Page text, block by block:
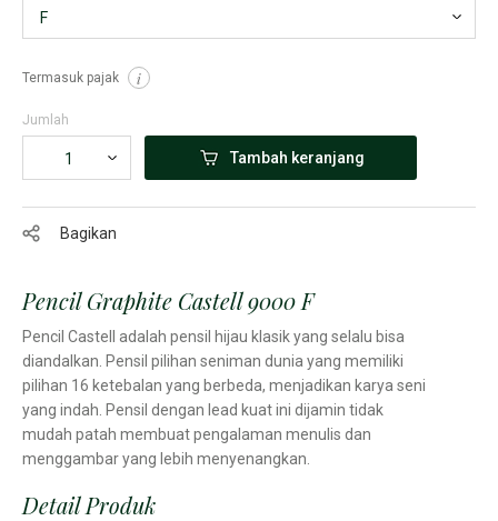
Termasuk pajak i
Jumlah
Tambah keranjang
Bagikan
Pencil Graphite Castell 9000 F
Pencil Castell adalah pensil hijau klasik yang selalu bisa
diandalkan. Pensil pilihan seniman dunia yang memiliki
pilihan 16 ketebalan yang berbeda, menjadikan karya seni
yang indah. Pensil dengan lead kuat ini dijamin tidak
mudah patah membuat pengalaman menulis dan
menggambar yang lebih menyenangkan.
Detail Produk